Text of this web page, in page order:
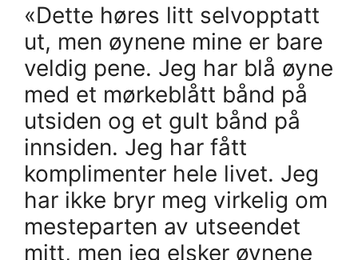
«Dette høres litt selvopptatt
ut, men øynene mine er bare
veldig pene. Jeg har blå øyne
med et mørkeblått bånd på
utsiden og et gult bånd på
innsiden. Jeg har fått
komplimenter hele livet. Jeg
har ikke bryr meg virkelig om
mesteparten av utseendet
mitt, men jeg elsker øynene